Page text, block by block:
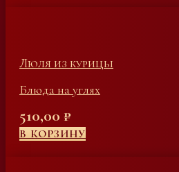
Люля из курицы
Блюда на углях
510,00 ₽
В КОРЗИНУ